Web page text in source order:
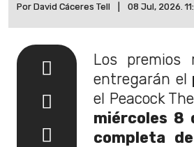
Por David Cáceres Tell 08 Jul, 2026.
Los premios
entregarán el
el Peacock
miércoles 8
completa